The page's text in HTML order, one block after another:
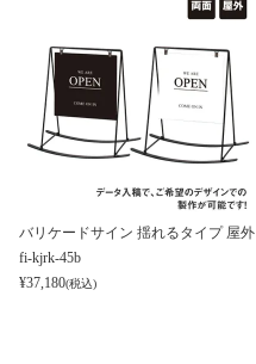
バリケードサイン 揺れるタイプ 屋外
fi-kjrk-45b
¥37,180(税込)